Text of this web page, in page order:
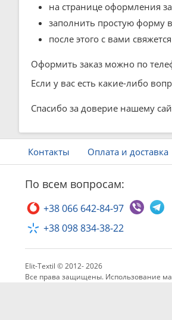
на странице оформления
заполнить простую форму
после этого с вами
Оформить заказ можно по
Если у вас есть какие-либо
Спасибо за доверие нашему
Контакты Оплата и доставка
По всем вопросам:
+38 066 642-84-97
+38 098 834-38-22
Elit-Textil © 2012- 2026
Все права защищены. Использование